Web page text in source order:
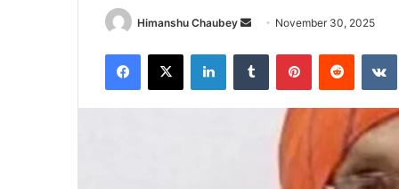
Himanshu Chaubey November 30, 2025